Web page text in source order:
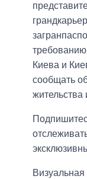
Киева и
сообщать
жительства